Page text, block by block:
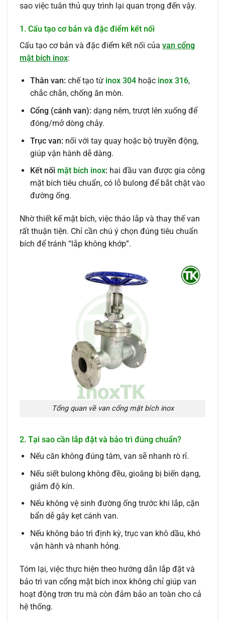
sao việc tuân thủ quy trình lại quan trọng đến vậy.
1. Cấu tạo cơ bản và đặc điểm kết nối
Cấu tạo cơ bản và đặc điểm kết nối của van cổng
mặt bích inox:
Thân van: chế tạo từ inox 304hoặc inox 316,
chắc chắn, chống ăn mòn.
Cổng (cánh van): dạng nêm, trượt lên xuống để
đóng/mở dòng chảy.
Trục van: nối với tay quay hoặc bộ truyền động,
giúp vận hành dễ dàng.
Kết nối mặt bích inox: hai đầu van được gia công
mặt bích tiêu chuẩn, có lỗ bulong để bắt chặt vào
đường ống.
Nhờ thiết kế mặt bích, việc tháo lắp và thay thế van
rất thuận tiện. Chỉ cần chú ý chọn đúng tiêu chuẩn
bích để tránh “lắp không khớp”.
Tổng quan về van cổng mặt bích inox
2. Tại sao cần lắp đặt và bảo trì đúng chuẩn?
Nếu căn không đúng tâm, van sẽ nhanh rò rỉ.
Nếu siết bulong không đều, gioăng bị biến dạng,
giảm độ kín.
Nếu không vệ sinh đường ống trước khi lắp, cặn
bẩn dễ gây kẹt cánh van.
Nếu không bảo trì định kỳ, trục van khô dầu, khó
vận hành và nhanh hỏng.
Tóm lại, việc thực hiện theo hướng dẫn lắp đặt và
bảo trì van cổng mặt bích inox không chỉ giúp van
hoạt động trơn tru mà còn đảm bảo an toàn cho cả
hệ thống.